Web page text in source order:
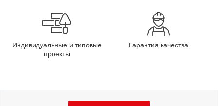
Индивидуальные и типовые
проекты
Гарантия качества